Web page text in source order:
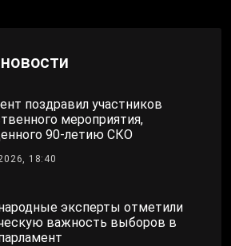
поздравил участников
мероприятия,
90-летию СКО
18:40
эксперты отметили
важность выборов в